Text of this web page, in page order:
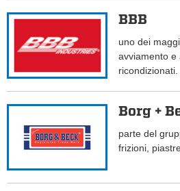
BBB
uno dei
avviamento e
ricondizionati.
Borg +
parte del
frizioni,